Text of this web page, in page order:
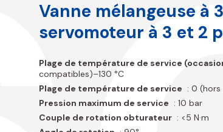
Vanne mélangeuse à
servomoteur à 3 et 2
Plage de température de service
compatibles)–130 °C
Plage de température de service : 0 (hors
Pression maximum de service : 10 bar
Couple de rotation obturateur : <5 N·m